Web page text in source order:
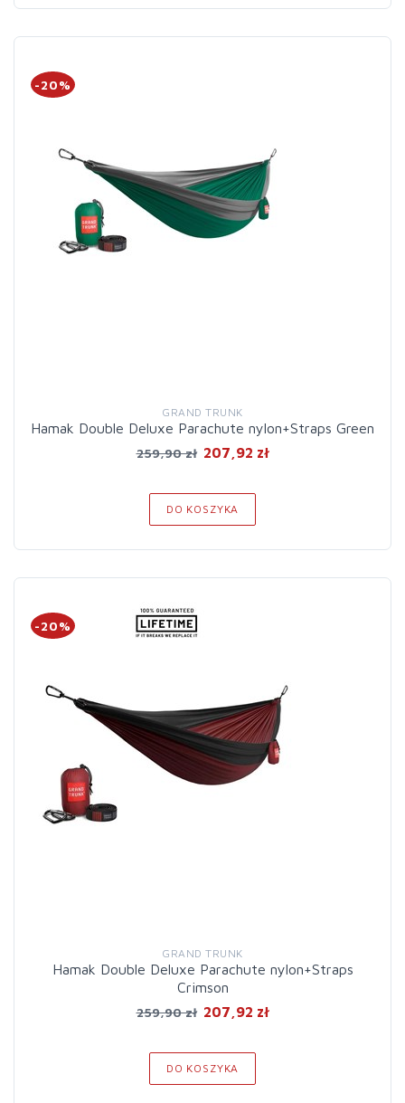
-20%
GRAND TRUNK
Hamak Double Deluxe Parachute nylon+Straps Green
259,90 zł 207,92 zł
DO KOSZYKA
-20%
GRAND TRUNK
Hamak Double Deluxe Parachute nylon+Straps
Crimson
259,90 zł 207,92 zł
DO KOSZYKA